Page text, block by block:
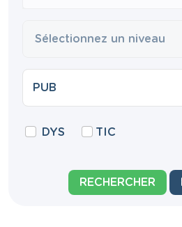
DYS TIC
RECHERCHER